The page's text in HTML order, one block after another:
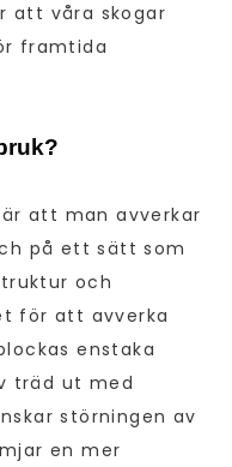
att våra skogar
framtida
att man avverkar
på ett sätt som
och
för att avverka
enstaka
träd ut med
störningen av
en mer